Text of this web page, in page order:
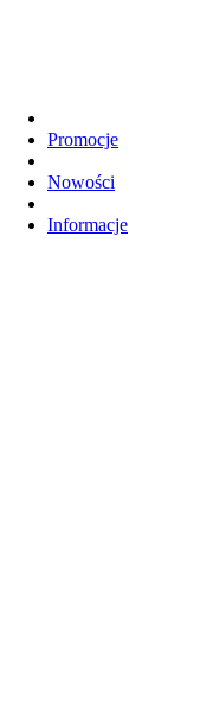
Promocje
Nowości
Informacje